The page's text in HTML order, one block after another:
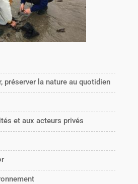
préserver la nature au quotidien
et aux acteurs privés